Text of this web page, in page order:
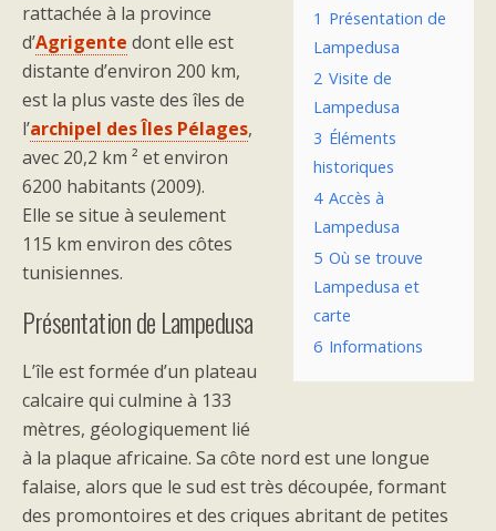
1 Présentation de
Lampedusa
2 Visite de
Lampedusa
3 Éléments
historiques
4 Accès à
Lampedusa
5 Où se trouve
Lampedusa et
carte
6 Informations
rattachée à la province
d’Agrigente dont elle est
distante d’environ 200 km,
est la plus vaste des îles de
l’archipel des Îles Pélages,
avec 20,2 km ² et environ
6200 habitants (2009).
Elle se situe à seulement
115 km environ des côtes
tunisiennes.
Présentation de Lampedusa
L’île est formée d’un plateau
calcaire qui culmine à 133
mètres, géologiquement lié
à la plaque africaine. Sa côte nord est une longue
falaise, alors que le sud est très découpée, formant
des promontoires et des criques abritant de petites